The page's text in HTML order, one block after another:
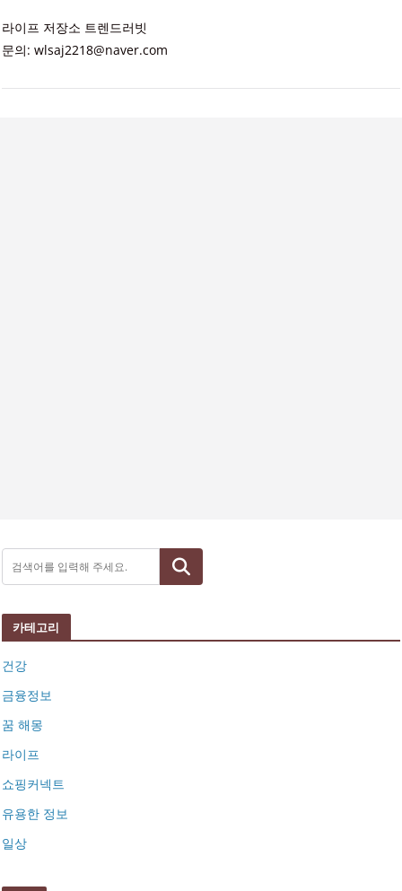
라이프 저장소 트렌드러빗
문의: wlsaj2218@naver.com
검색
카테고리
건강
금융정보
꿈 해몽
라이프
쇼핑커넥트
유용한 정보
일상